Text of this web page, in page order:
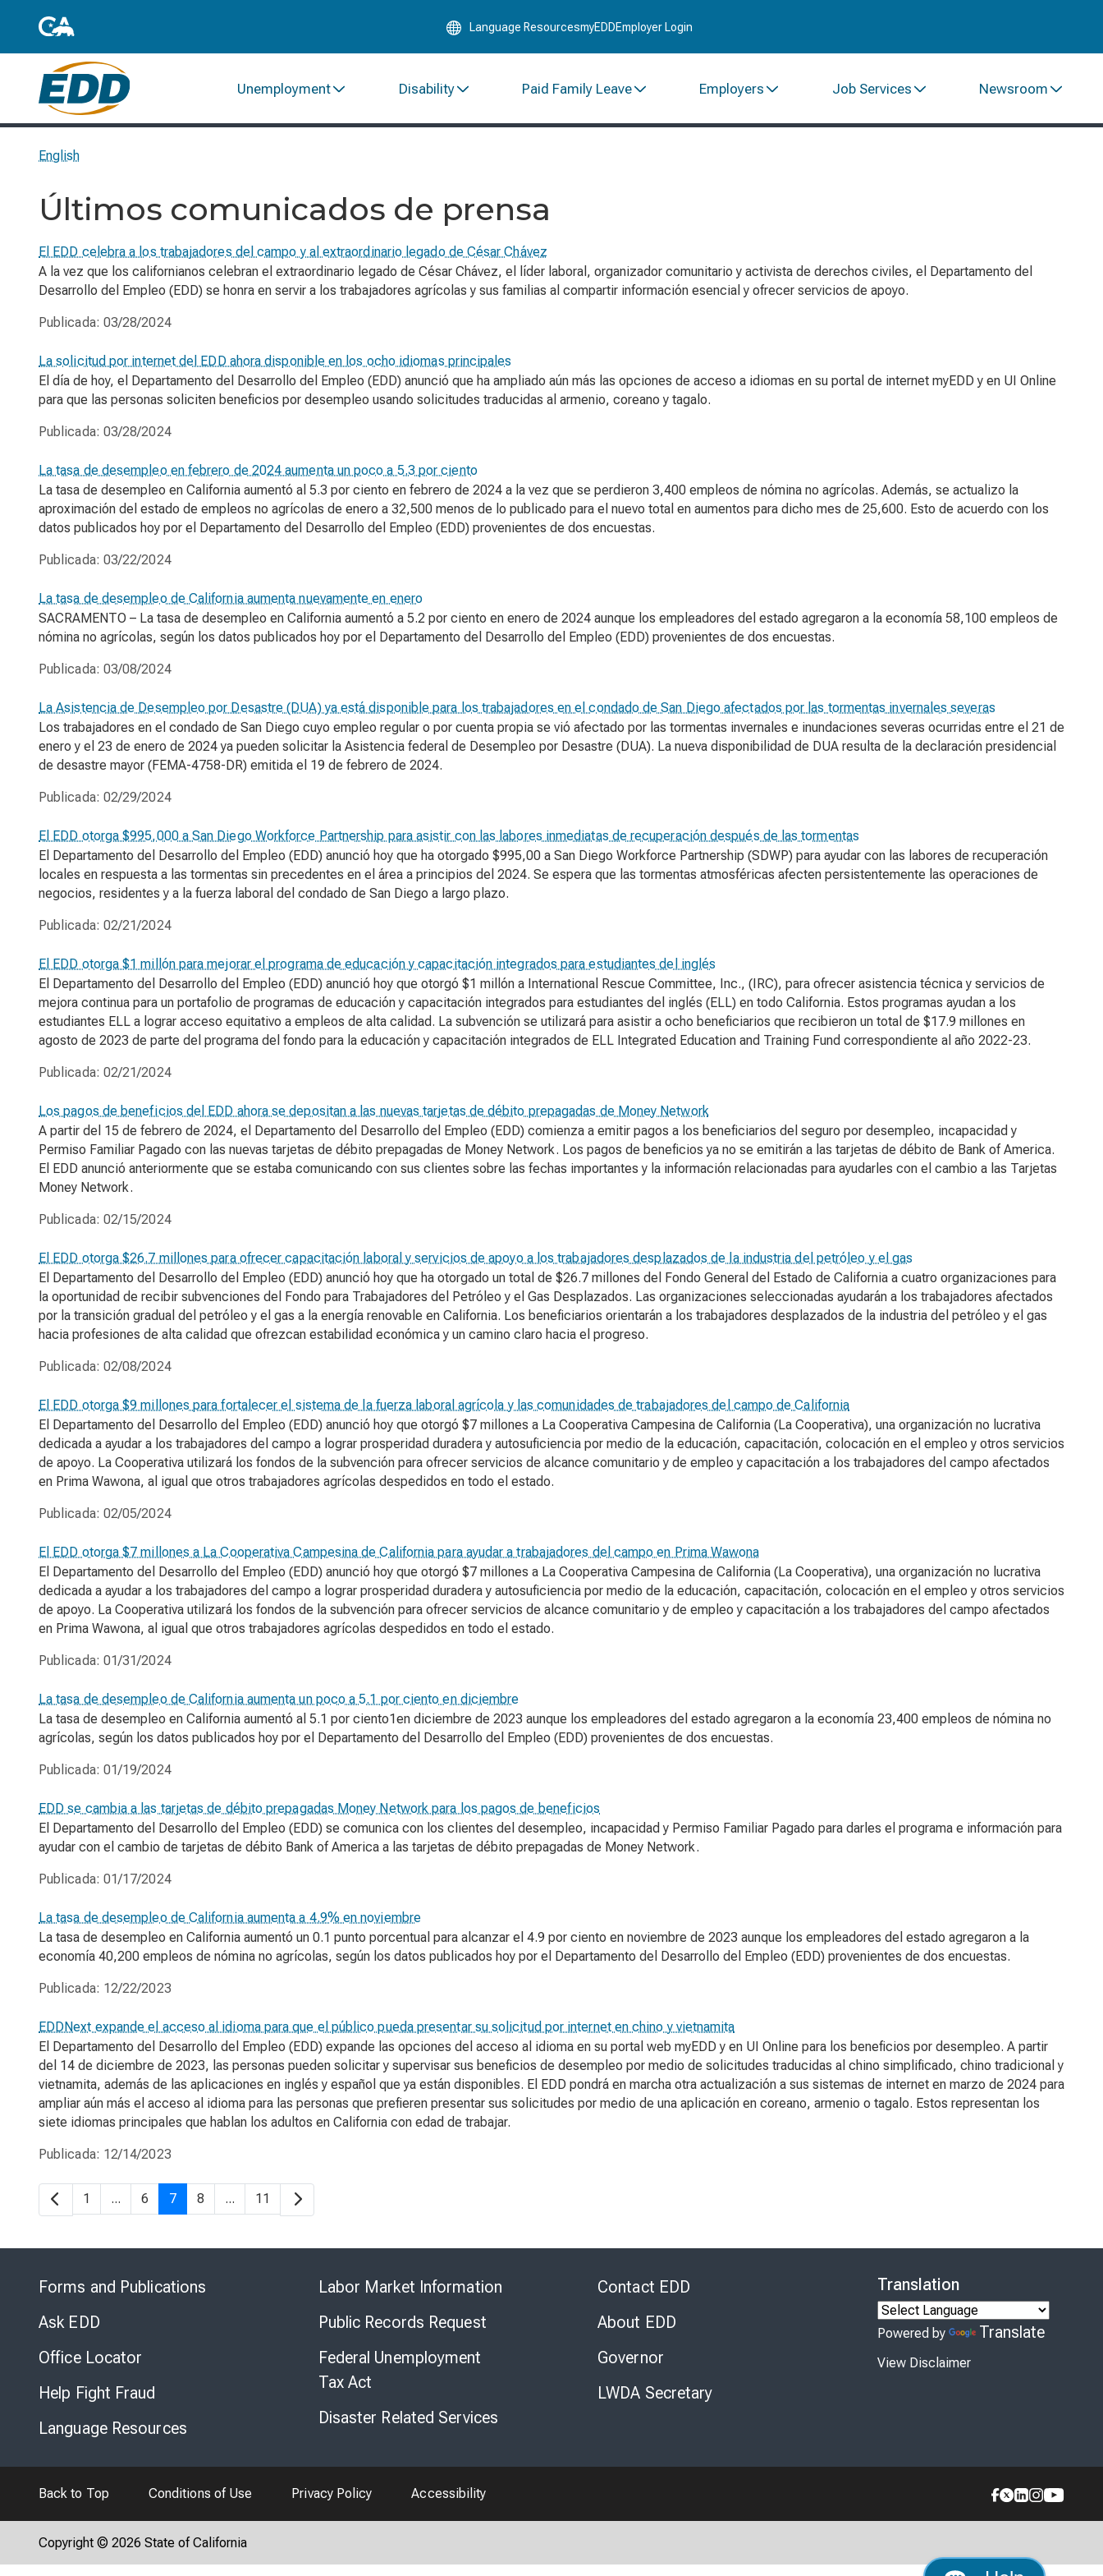
to
Language ResourcesmyEDDEmployer Login
Unemployment Disability Paid Family Leave Employers Job Services Newsroom
English
Últimos comunicados de prensa
El EDD celebra a los trabajadores del campo y al extraordinario legado de César Chávez
A la vez que los californianos celebran el extraordinario legado de César Chávez, el líder laboral, organizador comunitario y activista de derechos civiles, el Departamento del
Desarrollo del Empleo (EDD) se honra en servir a los trabajadores agrícolas y sus familias al compartir información esencial y ofrecer servicios de apoyo.
Publicada: 03/28/2024
La solicitud por internet del EDD ahora disponible en los ocho idiomas principales
El día de hoy, el Departamento del Desarrollo del Empleo (EDD) anunció que ha ampliado aún más las opciones de acceso a idiomas en su portal de internet myEDD y en UI Online
para que las personas soliciten beneficios por desempleo usando solicitudes traducidas al armenio, coreano y tagalo.
Publicada: 03/28/2024
La tasa de desempleo en febrero de 2024 aumenta un poco a 5.3 por ciento
La tasa de desempleo en California aumentó al 5.3 por ciento en febrero de 2024 a la vez que se perdieron 3,400 empleos de nómina no agrícolas. Además, se actualizo la
aproximación del estado de empleos no agrícolas de enero a 32,500 menos de lo publicado para el nuevo total en aumentos para dicho mes de 25,600. Esto de acuerdo con los
datos publicados hoy por el Departamento del Desarrollo del Empleo (EDD) provenientes de dos encuestas.
Publicada: 03/22/2024
La tasa de desempleo de California aumenta nuevamente en enero
SACRAMENTO – La tasa de desempleo en California aumentó a 5.2 por ciento en enero de 2024 aunque los empleadores del estado agregaron a la economía 58,100 empleos de
nómina no agrícolas, según los datos publicados hoy por el Departamento del Desarrollo del Empleo (EDD) provenientes de dos encuestas.
Publicada: 03/08/2024
La Asistencia de Desempleo por Desastre (DUA) ya está disponible para los trabajadores en el condado de San Diego afectados por las tormentas invernales severas
Los trabajadores en el condado de San Diego cuyo empleo regular o por cuenta propia se vió afectado por las tormentas invernales e inundaciones severas ocurridas entre el 21 de
enero y el 23 de enero de 2024 ya pueden solicitar la Asistencia federal de Desempleo por Desastre (DUA). La nueva disponibilidad de DUA resulta de la declaración presidencial
de desastre mayor (FEMA-4758-DR) emitida el 19 de febrero de 2024.
Publicada: 02/29/2024
El EDD otorga $995,000 a San Diego Workforce Partnership para asistir con las labores inmediatas de recuperación después de las tormentas
El Departamento del Desarrollo del Empleo (EDD) anunció hoy que ha otorgado $995,00 a San Diego Workforce Partnership (SDWP) para ayudar con las labores de recuperación
locales en respuesta a las tormentas sin precedentes en el área a principios del 2024. Se espera que las tormentas atmosféricas afecten persistentemente las operaciones de
negocios, residentes y a la fuerza laboral del condado de San Diego a largo plazo.
Publicada: 02/21/2024
El EDD otorga $1 millón para mejorar el programa de educación y capacitación integrados para estudiantes del inglés
El Departamento del Desarrollo del Empleo (EDD) anunció hoy que otorgó $1 millón a International Rescue Committee, Inc., (IRC), para ofrecer asistencia técnica y servicios de
mejora continua para un portafolio de programas de educación y capacitación integrados para estudiantes del inglés (ELL) en todo California. Estos programas ayudan a los
estudiantes ELL a lograr acceso equitativo a empleos de alta calidad. La subvención se utilizará para asistir a ocho beneficiarios que recibieron un total de $17.9 millones en
agosto de 2023 de parte del programa del fondo para la educación y capacitación integrados de ELL Integrated Education and Training Fund correspondiente al año 2022-23.
Publicada: 02/21/2024
Los pagos de beneficios del EDD ahora se depositan a las nuevas tarjetas de débito prepagadas de Money Network
A partir del 15 de febrero de 2024, el Departamento del Desarrollo del Empleo (EDD) comienza a emitir pagos a los beneficiarios del seguro por desempleo, incapacidad y
Permiso Familiar Pagado con las nuevas tarjetas de débito prepagadas de Money Network. Los pagos de beneficios ya no se emitirán a las tarjetas de débito de Bank of America.
El EDD anunció anteriormente que se estaba comunicando con sus clientes sobre las fechas importantes y la información relacionadas para ayudarles con el cambio a las Tarjetas
Money Network.
Publicada: 02/15/2024
El EDD otorga $26.7 millones para ofrecer capacitación laboral y servicios de apoyo a los trabajadores desplazados de la industria del petróleo y el gas
El Departamento del Desarrollo del Empleo (EDD) anunció hoy que ha otorgado un total de $26.7 millones del Fondo General del Estado de California a cuatro organizaciones para
la oportunidad de recibir subvenciones del Fondo para Trabajadores del Petróleo y el Gas Desplazados. Las organizaciones seleccionadas ayudarán a los trabajadores afectados
por la transición gradual del petróleo y el gas a la energía renovable en California. Los beneficiarios orientarán a los trabajadores desplazados de la industria del petróleo y el gas
hacia profesiones de alta calidad que ofrezcan estabilidad económica y un camino claro hacia el progreso.
Publicada: 02/08/2024
El EDD otorga $9 millones para fortalecer el sistema de la fuerza laboral agrícola y las comunidades de trabajadores del campo de California
El Departamento del Desarrollo del Empleo (EDD) anunció hoy que otorgó $7 millones a La Cooperativa Campesina de California (La Cooperativa), una organización no lucrativa
dedicada a ayudar a los trabajadores del campo a lograr prosperidad duradera y autosuficiencia por medio de la educación, capacitación, colocación en el empleo y otros servicios
de apoyo. La Cooperativa utilizará los fondos de la subvención para ofrecer servicios de alcance comunitario y de empleo y capacitación a los trabajadores del campo afectados
en Prima Wawona, al igual que otros trabajadores agrícolas despedidos en todo el estado.
Publicada: 02/05/2024
El EDD otorga $7 millones a La Cooperativa Campesina de California para ayudar a trabajadores del campo en Prima Wawona
El Departamento del Desarrollo del Empleo (EDD) anunció hoy que otorgó $7 millones a La Cooperativa Campesina de California (La Cooperativa), una organización no lucrativa
dedicada a ayudar a los trabajadores del campo a lograr prosperidad duradera y autosuficiencia por medio de la educación, capacitación, colocación en el empleo y otros servicios
de apoyo. La Cooperativa utilizará los fondos de la subvención para ofrecer servicios de alcance comunitario y de empleo y capacitación a los trabajadores del campo afectados
en Prima Wawona, al igual que otros trabajadores agrícolas despedidos en todo el estado.
Publicada: 01/31/2024
La tasa de desempleo de California aumenta un poco a 5.1 por ciento en diciembre
La tasa de desempleo en California aumentó al 5.1 por ciento1en diciembre de 2023 aunque los empleadores del estado agregaron a la economía 23,400 empleos de nómina no
agrícolas, según los datos publicados hoy por el Departamento del Desarrollo del Empleo (EDD) provenientes de dos encuestas.
Publicada: 01/19/2024
EDD se cambia a las tarjetas de débito prepagadas Money Network para los pagos de beneficios
El Departamento del Desarrollo del Empleo (EDD) se comunica con los clientes del desempleo, incapacidad y Permiso Familiar Pagado para darles el programa e información para
ayudar con el cambio de tarjetas de débito Bank of America a las tarjetas de débito prepagadas de Money Network.
Publicada: 01/17/2024
La tasa de desempleo de California aumenta a 4.9% en noviembre
La tasa de desempleo en California aumentó un 0.1 punto porcentual para alcanzar el 4.9 por ciento en noviembre de 2023 aunque los empleadores del estado agregaron a la
economía 40,200 empleos de nómina no agrícolas, según los datos publicados hoy por el Departamento del Desarrollo del Empleo (EDD) provenientes de dos encuestas.
Publicada: 12/22/2023
EDDNext expande el acceso al idioma para que el público pueda presentar su solicitud por internet en chino y vietnamita
El Departamento del Desarrollo del Empleo (EDD) expande las opciones del acceso al idioma en su portal web myEDD y en UI Online para los beneficios por desempleo. A partir
del 14 de diciembre de 2023, las personas pueden solicitar y supervisar sus beneficios de desempleo por medio de solicitudes traducidas al chino simplificado, chino tradicional y
vietnamita, además de las aplicaciones en inglés y español que ya están disponibles. El EDD pondrá en marcha otra actualización a sus sistemas de internet en marzo de 2024 para
ampliar aún más el acceso al idioma para las personas que prefieren presentar sus solicitudes por medio de una aplicación en coreano, armenio o tagalo. Estos representan los
siete idiomas principales que hablan los adultos en California con edad de trabajar.
Publicada: 12/14/2023
1 ... 6 7 8 ... 11
Forms and Publications
Ask EDD
Office Locator
Help Fight Fraud
Language Resources
Labor Market Information
Public Records Request
Federal Unemployment
Tax Act
Disaster Related Services
Contact EDD
About EDD
Governor
LWDA Secretary
Translation
Powered by Translate
View Disclaimer
Back to Top Conditions of Use Privacy Policy Accessibility
Copyright © 2026 State of California